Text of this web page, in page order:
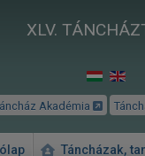
XLV.
Akadémia
Táncházak,